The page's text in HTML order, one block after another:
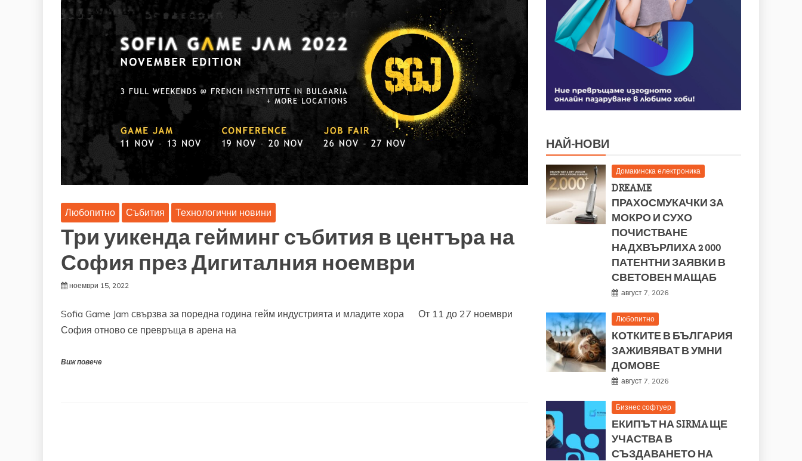
Любопитно Събития Технологични новини
Три уикенда гейминг събития в центъра на
София през Дигиталния ноември
ноември 15, 2022
Sofia Game Jam свързва за поредна година гейм индустрията и младите хора От 11 до 27 ноември
София отново се превръща в арена на
Виж повече
НАЙ-НОВИ
Домакинска електроника
DREAME
ПРАХОСМУКАЧКИ ЗА
МОКРО И СУХО
ПОЧИСТВАНЕ
НАДХВЪРЛИХА 2 000
ПАТЕНТНИ ЗАЯВКИ В
СВЕТОВЕН МАЩАБ
август 7, 2026
Любопитно
КОТКИТЕ В БЪЛГАРИЯ
ЗАЖИВЯВАТ В УМНИ
ДОМОВЕ
август 7, 2026
Бизнес софтуер
ЕКИПЪТ НА SIRMA ЩЕ
УЧАСТВА В
СЪЗДАВАНЕТО НА